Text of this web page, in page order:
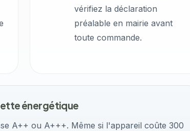
vérifiez la déclaration
préalable en mairie avant
toute commande.
énergétique
A++ ou A+++. Même si l'appareil coûte 300